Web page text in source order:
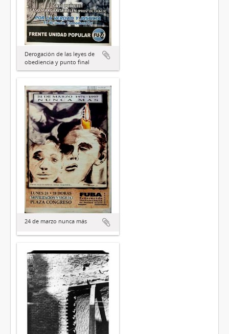
Derogación de las leyes de
obediencia y punto final
24 de marzo nunca más